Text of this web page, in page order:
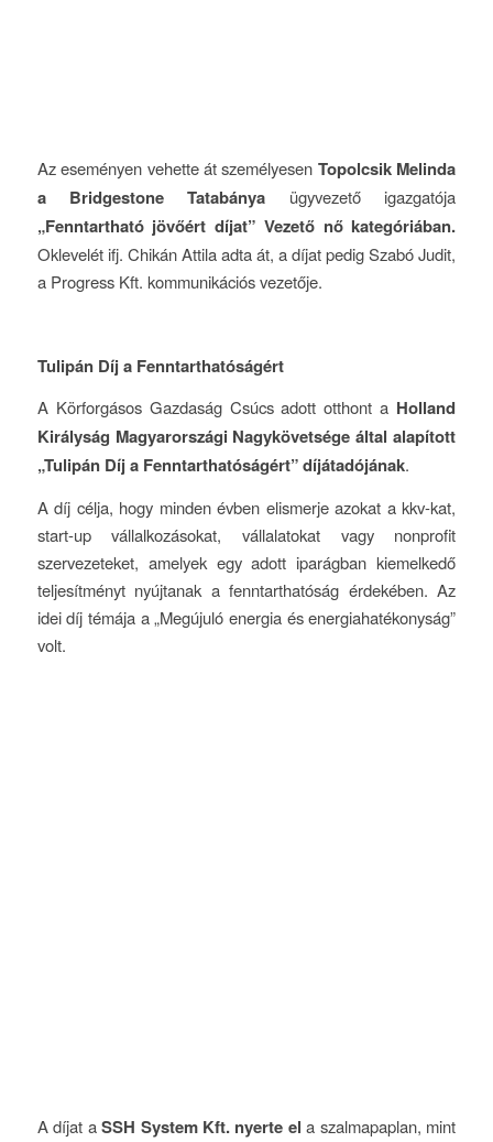
Az eseményen vehette át személyesen Topolcsik Melinda
a Bridgestone Tatabánya ügyvezető igazgatója
„Fenntartható jövőért díjat” Vezető nő kategóriában.
Oklevelét ifj. Chikán Attila adta át, a díjat pedig Szabó Judit,
a Progress Kft. kommunikációs vezetője.
Tulipán Díj a Fenntarthatóságért
A Körforgásos Gazdaság Csúcs adott otthont a Holland
Királyság Magyarországi Nagykövetsége által alapított
„Tulipán Díj a Fenntarthatóságért” díjátadójának.
A díj célja, hogy minden évben elismerje azokat a kkv-kat,
start-up vállalkozásokat, vállalatokat vagy nonprofit
szervezeteket, amelyek egy adott iparágban kiemelkedő
teljesítményt nyújtanak a fenntarthatóság érdekében. Az
idei díj témája a „Megújuló energia és energiahatékonyság”
volt.
A díjat aSSH System Kft. nyerte el a szalmapaplan, mint